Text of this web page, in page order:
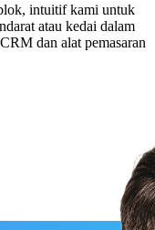
intuitif kami untuk
atau kedai dalam
dan alat pemasaran